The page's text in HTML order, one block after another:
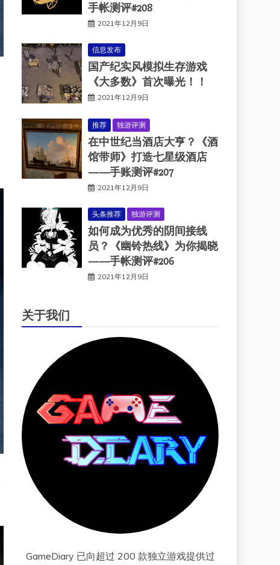
手帐测评#208
2021年12月9日
信息发布
国产纪实风模拟生存游戏
《大多数》首次曝光！！
2021年12月9日
推荐 独游评测
在中世纪当酒店大亨？《酒
馆带师》打造七星级酒店
——手账测评#207
2021年12月9日
头条推荐 独游评测
如何成为优秀的阴间接线
员？《幽铃热线》为你揭晓
——手帐测评#206
2021年12月9日
关于我们
GameDiary 已向超过 200 款独立游戏提供过